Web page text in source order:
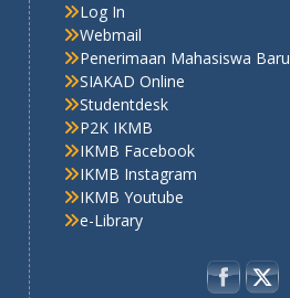
Log In
Webmail
Penerimaan Mahasiswa Baru
SIAKAD Online
Studentdesk
P2K IKMB
IKMB Facebook
IKMB Instagram
IKMB Youtube
e-Library